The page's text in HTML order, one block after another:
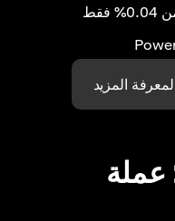
لمعرفة المزيد
ندعم أكثر من 100 عملة